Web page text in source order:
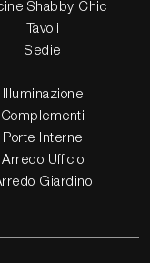
Shabby Chic
Tavoli
Sedie
Illuminazione
Complementi
Porte Interne
Arredo Ufficio
Giardino